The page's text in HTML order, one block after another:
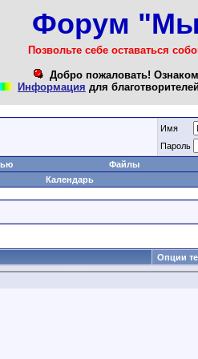
Форум "Мы
Позвольте себе оставаться
Добро пожаловать!
Информация для
Имя
Пароль
Файлы
Календарь
Опции